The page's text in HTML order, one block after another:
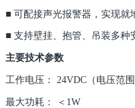
■ 可配接声光报警器，实现就
■ 支持壁挂、抱管、吊装多种
主要技术参数
工作电压： 24VDC（电压范围
最大功耗： ＜1W